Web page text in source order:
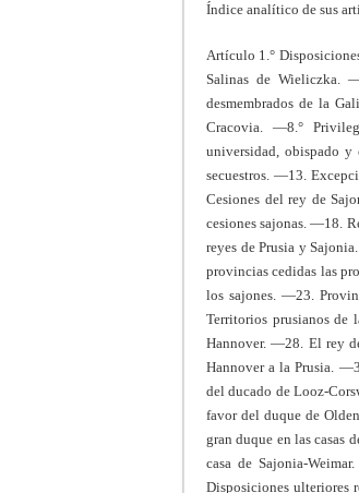
Índice analítico de sus
Artículo 1.°
Salinas de Wieliczka.
desmembrados de la
Cracovia. —8.°
universidad, obispado
secuestros. —13.
Cesiones del rey de
cesiones sajonas. —18.
reyes de Prusia y
provincias cedidas las
los sajones. —23.
Territorios prusianos
Hannover. —28. El rey
Hannover a la Prusia.
del ducado de Looz-
favor del duque de
gran duque en las
casa de Sajonia-
Disposiciones ulteriores